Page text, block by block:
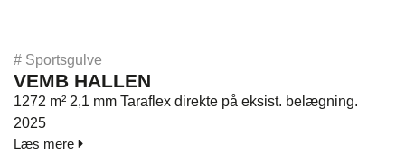
# Sportsgulve
VEMB HALLEN
1272 m² 2,1 mm Taraflex direkte på eksist. belægning.
2025
Læs mere